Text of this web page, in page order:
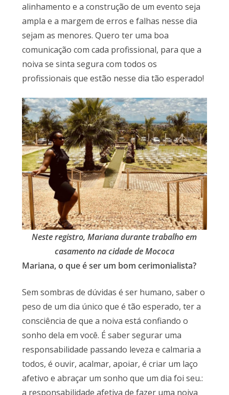
alinhamento e a construção de um evento seja
ampla e a margem de erros e falhas nesse dia
sejam as menores. Quero ter uma boa
comunicação com cada profissional, para que a
noiva se sinta segura com todos os
profissionais que estão nesse dia tão esperado!
Neste registro, Mariana durante trabalho em
casamento na cidade de Mococa
Mariana, o que é ser um bom cerimonialista?
Sem sombras de dúvidas é ser humano, saber o
peso de um dia único que é tão esperado, ter a
consciência de que a noiva está confiando o
sonho dela em você. É saber segurar uma
responsabilidade passando leveza e calmaria a
todos, é ouvir, acalmar, apoiar, é criar um laço
afetivo e abraçar um sonho que um dia foi seu.:
a responsabilidade afetiva de fazer uma noiva